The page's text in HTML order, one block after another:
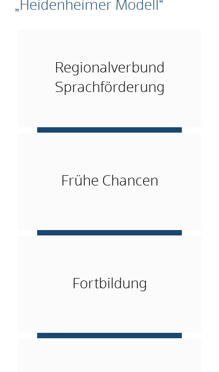
„Heidenheimer Modell“
Regionalverbund
Sprachförderung
Frühe Chancen
Fortbildung